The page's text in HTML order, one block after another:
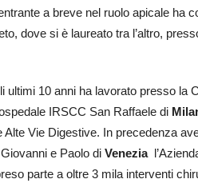
a breve nel ruolo apicale ha
dove si è laureato tra l’altro,
ultimi 10 anni ha lavorato presso la
IRSCC San Raffaele di
Alte Vie Digestive. In precedenza
e Paolo di Venezia
parte a oltre 3 mila interventi